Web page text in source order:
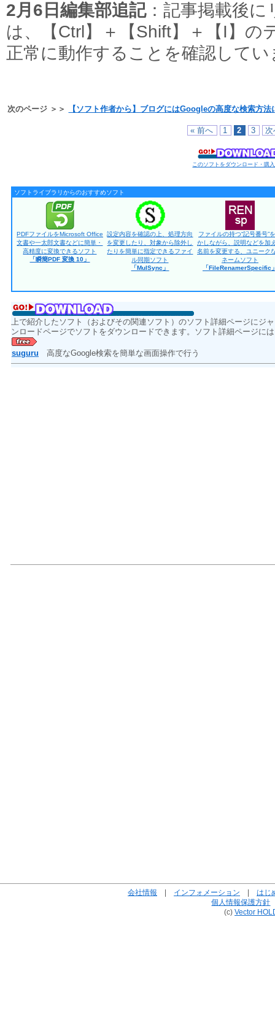
2月6日編集部追記：記事掲載後に
は、【Ctrl】＋【Shift】＋【I】の
正常に動作することを確認してい
次のページ ＞＞ 【ソフト作者から】ブログにはGoogleの高度な検索方
« 前へ 1 2 3
このソフトをダウンロード・購
ソフトライブラリからのおすすめソフト
PDFファイルをMicrosoft Office
文書や一太郎文書などに簡単・
高精度に変換できるソフト
「瞬簡PDF 変換 10」
設定内容を確認の上、処理方向
を変更したり、対象から除外し
たりを簡単に指定できるファイ
ル同期ソフト
「MulSync」
ファイルの持つ“記号番号”
かしながら、説明などを加
名前を変更する、ユニーク
ネームソフト
「FileRenamerSpecific
上で紹介したソフト（およびその関連ソフト）のソフト詳細ページにジ
ンロードページでソフトをダウンロードできます。ソフト詳細ページに
suguru 高度なGoogle検索を簡単な画面操作で行う
会社情報 インフォメーション
はじ
個人情報保護方針
(c) Vector